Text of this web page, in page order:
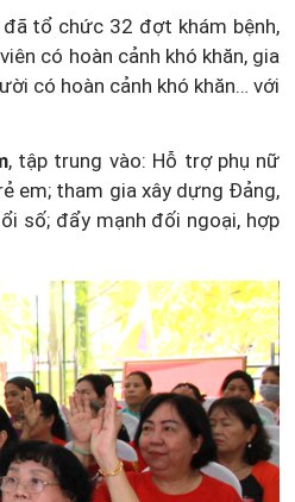
tổ chức 32 đợt khám bệnh,
có hoàn cảnh khó khăn, gia
có hoàn cảnh khó khăn… với
, tập trung vào: Hỗ trợ phụ nữ
em; tham gia xây dựng Đảng,
số; đẩy mạnh đối ngoại, hợp